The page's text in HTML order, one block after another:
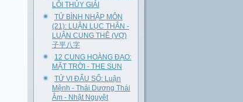
LÔI THỦY GIẢI
TỬ BÌNH NHẬP MÔN
(21): LUẬN LỤC THÂN -
LUẬN CUNG THÊ (VỢ)
子平八字
12 CUNG HOÀNG ĐẠO:
MẶT TRỜI - THE SUN
TỬ VI ĐẨU SỐ: Luận
Mệnh - Thái Dương Thái
Âm - Nhật Nguyệt